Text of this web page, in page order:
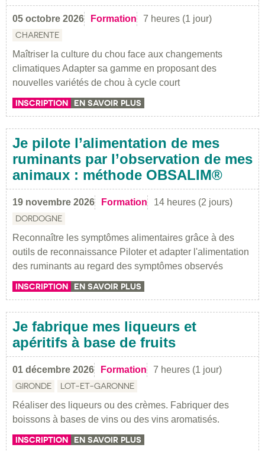
05 octobre 2026 Formation 7 heures (1 jour)
CHARENTE
Maîtriser la culture du chou face aux changements
climatiques Adapter sa gamme en proposant des
nouvelles variétés de chou à cycle court
INSCRIPTION EN SAVOIR PLUS
Je pilote l’alimentation de mes
ruminants par l’observation de mes
animaux : méthode OBSALIM®
19 novembre 2026 Formation 14 heures (2 jours)
DORDOGNE
Reconnaître les symptômes alimentaires grâce à des
outils de reconnaissance Piloter et adapter l'alimentation
des ruminants au regard des symptômes observés
INSCRIPTION EN SAVOIR PLUS
Je fabrique mes liqueurs et
apéritifs à base de fruits
01 décembre 2026 Formation 7 heures (1 jour)
GIRONDE LOT-ET-GARONNE
Réaliser des liqueurs ou des crèmes. Fabriquer des
boissons à bases de vins ou des vins aromatisés.
INSCRIPTION EN SAVOIR PLUS